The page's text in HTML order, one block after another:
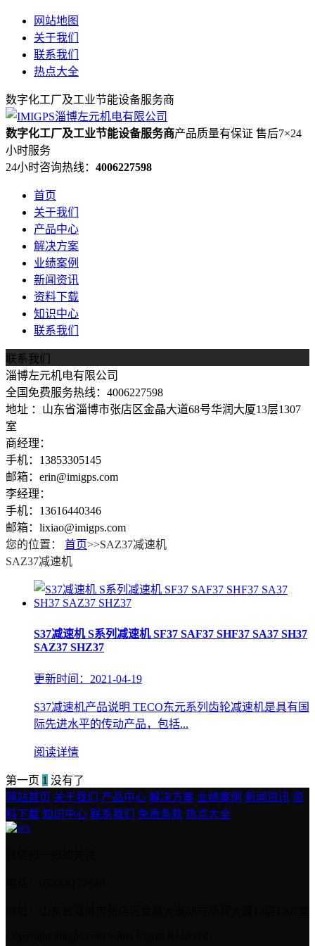
网站地图
关于我们
联系我们
热点大全
数字化工厂及工业节能设备服务商
数字化工厂及工业节能设备服务商产品质量有保证 售后7×24
小时服务
24小时咨询热线： 4006227598
首页
关于我们
产品中心
解决方案
业绩案例
新闻资讯
资料下载
知识中心
联系我们
联系我们
淄博左元机电有限公司
全国免费服务热线：4006227598
地址 ：山东省淄博市张店区金晶大道68号华润大厦13层1307
室
商经理：
手机：13853305145
邮箱：erin@imigps.com
李经理：
手机：13616440346
邮箱：lixiao@imigps.com
您的位置：
首页>>SAZ37减速机
SAZ37减速机
S37减速机 S系列减速机 SF37 SAF37 SHF37 SA37 SH37
SAZ37 SHZ37
更新时间：2021-04-19
S37减速机产品说明 TECO东元系列齿轮减速机是具有国
际先进水平的传动产品，包括...
阅读详情
第一页 1 没有了
网站首页 关于我们 产品中心 解决方案 业绩案例 新闻资讯 资
料下载 知识中心 联系我们 免责条款 热点大全